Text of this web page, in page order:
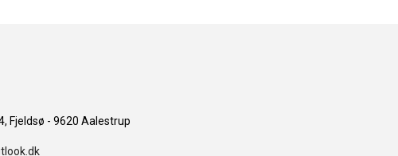
Fjeldsø - 9620 Aalestrup